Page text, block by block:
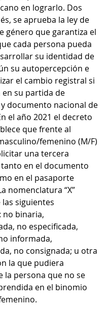
en lograrlo. Dos
se aprueba la ley de
género que garantiza el
cada persona pueda
su identidad de
su autopercepción e
el cambio registral si
en su partida de
documento nacional de
el año 2021 el decreto
que frente al
femenino (M/F)
una tercera
en el documento
en el pasaporte
nomenclatura “X”
siguientes
no binaria,
no especificada,
informada,
no consignada; u otra
la que pudiera
la persona que no se
en el binomio